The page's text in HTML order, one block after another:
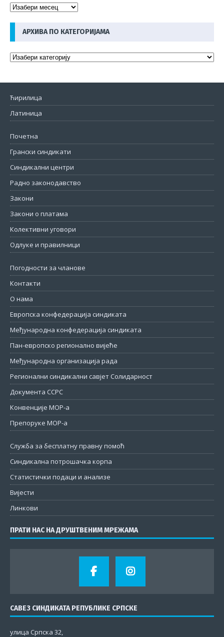
АРХИВА ПО КАТЕГОРИЈАМА
Ћирилица
Латиница
Почетна
Грански синдикати
Синдикални центри
Радно законодавство
Закони
Закони о платама
Колективни уговори
Одлуке и правилници
Погодности за чланове
Контакти
О нама
Европска конфедерација синдиката
Међународна конфедерација синдиката
Пан-европско регионално вијеће
Међународна организација рада
Регионални синдикални савјет Солидарност
Документа ССРС
Конвенције МОР-а
Препоруке МОР-а
Служба за бесплатну правну помоћ
Синдикална потрошачка корпа
Статистички подаци и анализе
Вијести
Линкови
ПРАТИ НАС НА ДРУШТВЕНИМ МРЕЖАМА
САВЕЗ СИНДИКАТА РЕПУБЛИКЕ СРПСКЕ
улица Српска 32,